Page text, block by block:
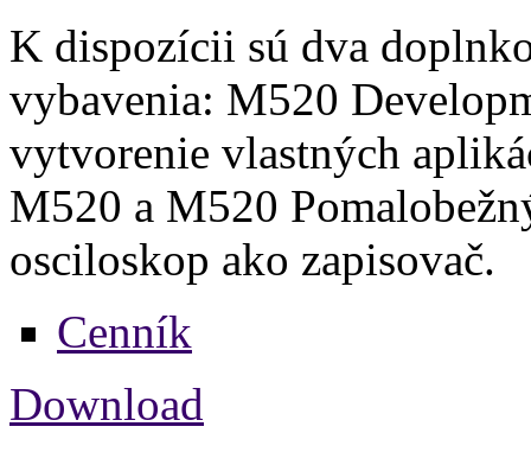
K dispozícii sú dva
vybavenia: M520
vytvorenie vlastných
M520 a M520
osciloskop ako zapisovač.
Cenník
Download